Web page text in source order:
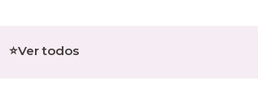
⭐Ver todos